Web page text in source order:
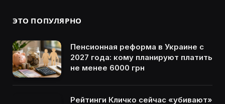
ЭТО ПОПУЛЯРНО
Пенсионная реформа в Украине с
2027 года: кому планируют платить
не менее 6000 грн
Рейтинги Кличко сейчас «убивают»